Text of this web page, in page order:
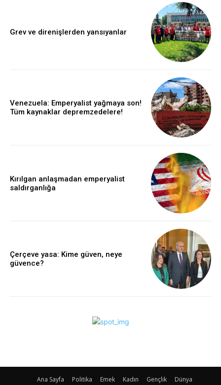
Grev ve direnişlerden yansıyanlar
Venezuela: Emperyalist yağmaya son!
Tüm kaynaklar depremzedelere!
Kırılgan anlaşmadan emperyalist
saldırganlığa
Çerçeve yasa: Kime güven, neye
güvence?
Ana Sayfa Politika Emek Kadın Gençlik Dünya